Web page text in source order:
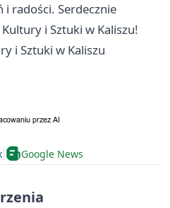
radości. Serdecznie
i Sztuki w Kaliszu!
i Sztuki w Kaliszu
Google News